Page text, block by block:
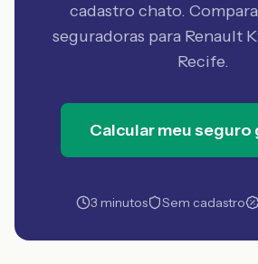
cadastro chato.
seguradoras para Renault
Recife.
Calcular meu seguro
3 minutos Sem cadastro